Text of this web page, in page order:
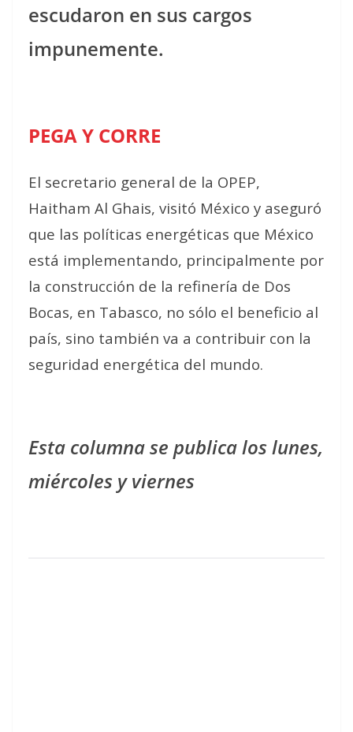
escudaron en sus cargos
impunemente.
PEGA Y CORRE
El secretario general de la OPEP,
Haitham Al Ghais, visitó México y aseguró
que las políticas energéticas que México
está implementando, principalmente por
la construcción de la refinería de Dos
Bocas, en Tabasco, no sólo el beneficio al
país, sino también va a contribuir con la
seguridad energética del mundo.
Esta columna se publica los lunes,
miércoles y viernes